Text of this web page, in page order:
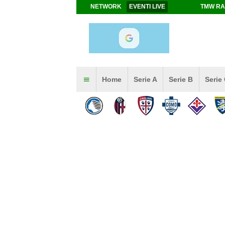
NETWORK EVENTI LIVE TMW
Home Serie A Serie B Serie